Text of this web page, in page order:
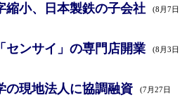
縮小、日本製鉄の子会社 (8月7日
センサイ」の専門店開業 (8月3日
の現地法人に協調融資 (7月27日